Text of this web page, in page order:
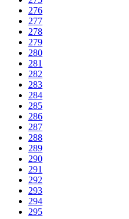
276
277
278
279
280
281
282
283
284
285
286
287
288
289
290
291
292
293
294
295